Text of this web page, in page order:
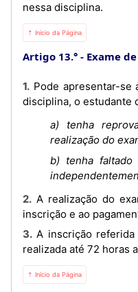
nessa disciplina.
⇡ Início da Página
Artigo 13.° Exame
1. Pode apresentar-se ao exame de recurso, de uma
disciplina, o estudante
a) tenha
realização do
b) tenha faltado
2. A realização do exame de recurso está sujeita à
inscrição e ao
3. A inscrição referida no número anterior deve ser
realizada até 72 horas
⇡ Início da Página